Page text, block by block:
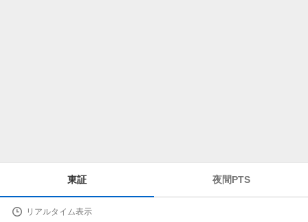
詳
東証 夜間PTS
リアルタイム表示